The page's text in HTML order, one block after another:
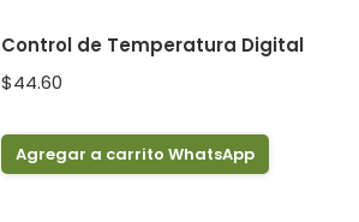
Control de Temperatura Digital
$44.60
Agregar a carrito WhatsApp